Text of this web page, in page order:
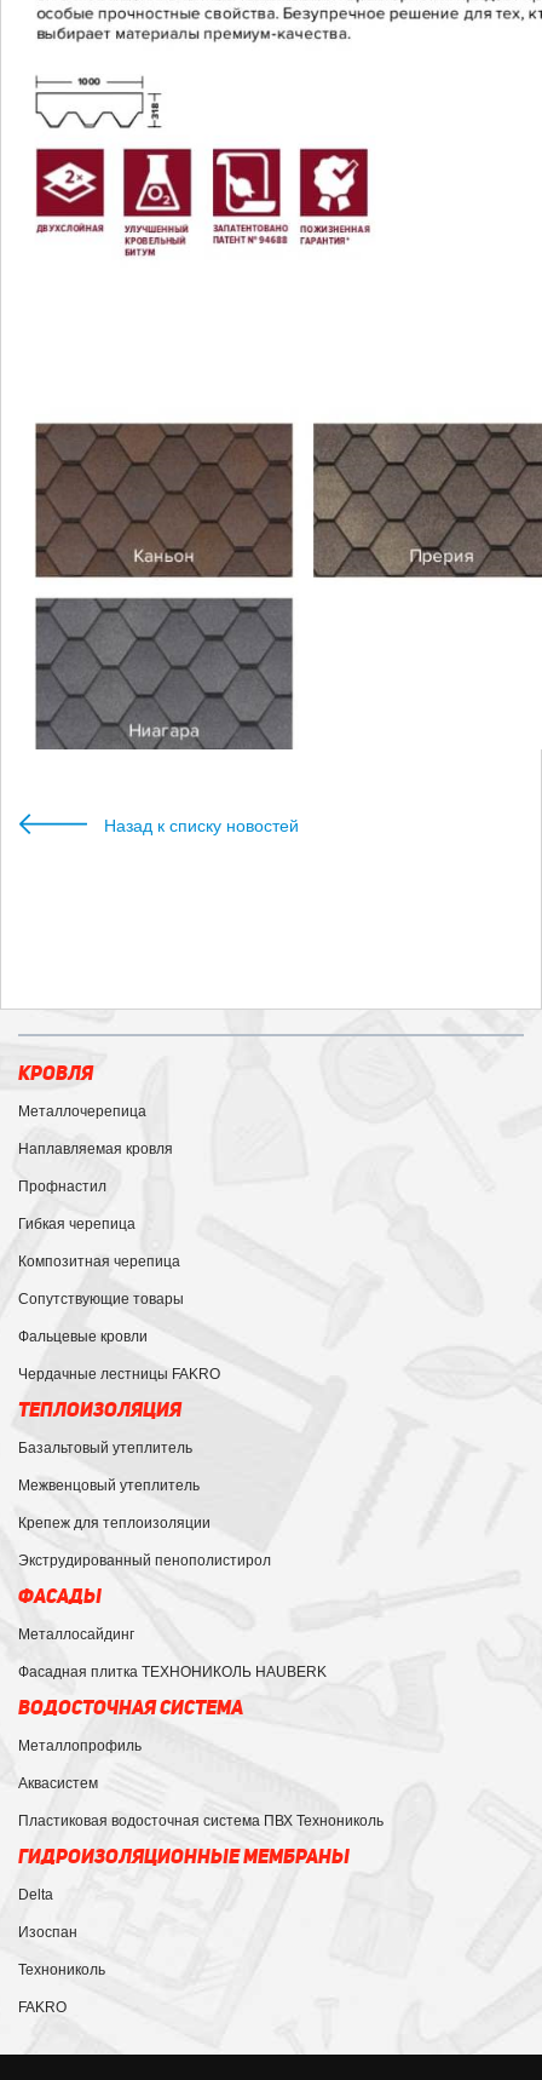
Назад к списку новостей
КРОВЛЯ
Металлочерепица
Наплавляемая кровля
Профнастил
Гибкая черепица
Композитная черепица
Сопутствующие товары
Фальцевые кровли
Чердачные лестницы FAKRO
ТЕПЛОИЗОЛЯЦИЯ
Базальтовый утеплитель
Межвенцовый утеплитель
Крепеж для теплоизоляции
Экструдированный пенополистирол
ФАСАДЫ
Металлосайдинг
Фасадная плитка ТЕХНОНИКОЛЬ HAUBERK
ВОДОСТОЧНАЯ СИСТЕМА
Металлопрофиль
Аквасистем
Пластиковая водосточная система ПВХ Технониколь
ГИДРОИЗОЛЯЦИОННЫЕ МЕМБРАНЫ
Delta
Изоспан
Технониколь
FAKRO